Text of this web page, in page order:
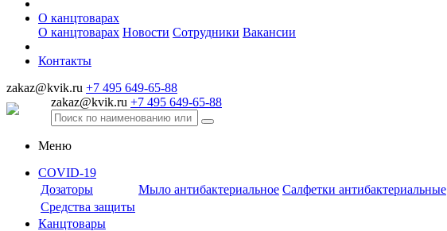
О канцтоварах
О канцтоварах Новости Сотрудники Вакансии
Контакты
zakaz@kvik.ru +7 495 649-65-88
zakaz@kvik.ru +7 495 649-65-88
Меню
COVID-19
Дозаторы
Мыло антибактериальное Салфетки антибактериальные
Средства защиты
Канцтовары